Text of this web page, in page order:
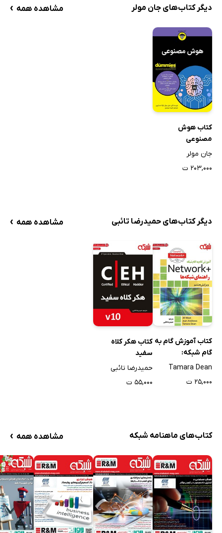
دیگر کتاب‌های جان مولر مشاهده همه ›
کتاب هوش
مصنوعی
جان مولر
۲۰۳,۰۰۰ ت
دیگر کتاب‌های حمیدرضا تائبی مشاهده همه ›
کتاب آموزش گام به
گام شبکه:
+Network راهنمایTamara Dean
۲۵,۰۰۰ ت
کتاب هکر کلاه
سفید
حمیدرضا تائبی
۵۵,۰۰۰ ت
کتاب‌های ماهنامه شبکه مشاهده همه ›